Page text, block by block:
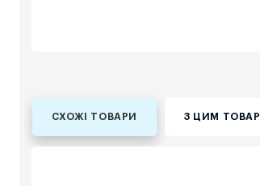
СХОЖІ ТОВАРИ З ЦИМ